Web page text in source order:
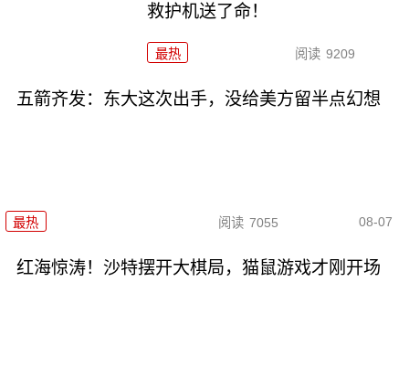
救护机送了命！
最热 阅读 9209
五箭齐发：东大这次出手，没给美方留半点幻想
最热 阅读 7055 08-07
红海惊涛！沙特摆开大棋局，猫鼠游戏才刚开场